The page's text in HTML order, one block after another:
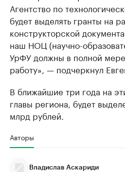
Агентство по
будет выделять гранты на
конструкторской
наш НОЦ (научно-
УрФУ должны в полной мере
работу», — подчеркнул
В ближайшие три года на
главы региона, будет
млрд рублей.
Авторы
Владислав Аскариди